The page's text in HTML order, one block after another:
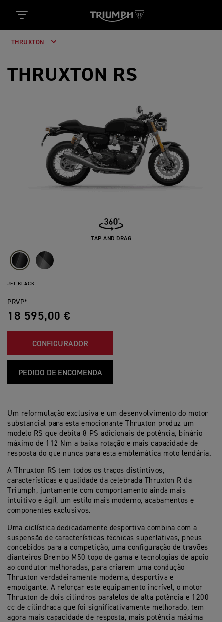
THRUXTON
THRUXTON RS
JET BLACK
PRVP*
18 595,00 €
CONFIGURADOR
PEDIDO DE ENCOMENDA
TAP AND DRAG
Um reformulação exclusiva e um desenvolvimento do motor
substancial para esta emocionante Thruxton produz um
modelo RS que debita 8 PS adicionais de potência, binário
máximo de 112 Nm a baixa rotação e mais capacidade de
resposta do que nunca para esta emblemática moto lendária.
A Thruxton RS tem todos os traços distintivos,
características e qualidade da celebrada Thruxton R da
Triumph, juntamente com comportamento ainda mais
intuitivo e ágil, um estilo mais moderno, acabamentos e
componentes exclusivos.
Uma ciclística dedicadamente desportiva combina com a
suspensão de características técnicas superlativas, pneus
concebidos para a competição, uma configuração de travões
dianteiros Brembo M50 topo de gama e tecnologias de apoio
ao condutor melhoradas, para criarem uma condução
Thruxton verdadeiramente moderna, desportiva e
empolgante. A reforçar este equipamento incrível, o motor
Thruxton de dois cilindros paralelos de alta potência e 1200
cc de cilindrada que foi significativamente melhorado, tem
agora mais capacidade de resposta, mais potência máxima